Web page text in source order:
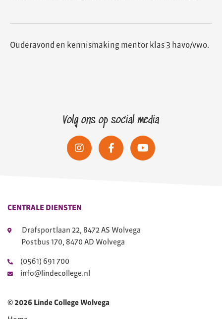
Ouderavond en kennismaking mentor klas 3 havo/vwo.
Volg ons op social media
CENTRALE DIENSTEN
Drafsportlaan 22, 8472 AS Wolvega
Postbus 170, 8470 AD Wolvega
(0561) 691 700
info@lindecollege.nl
© 2026 Linde College Wolvega